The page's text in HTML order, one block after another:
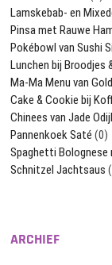
Lamskebab- en
Pinsa met Rauwe
Pokébowl van Sushi
Lunchen bij Broodjes
Ma-Ma Menu van
Cake & Cookie bij
Chinees van Jade
Pannenkoek Saté (0)
Spaghetti Bolognese
Schnitzel Jachtsaus
ARCHIEF